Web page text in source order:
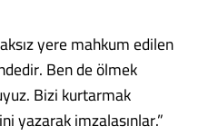
yere mahkum edilen
Ben de ölmek
Bizi kurtarmak
yazarak imzalasınlar.”